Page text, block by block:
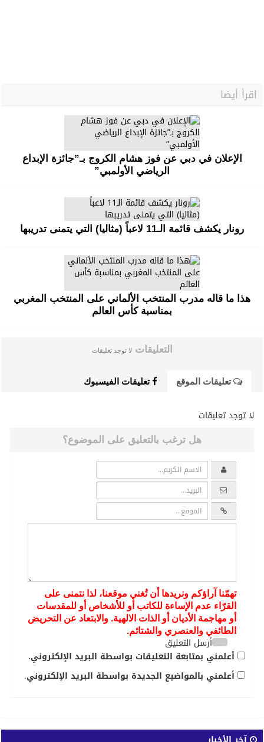
اقرأ أيضا
الإعلان في دبي عن فوز هشام الكروج بـ”جائزة الإبداع
الرياضي الأولمبي”
رونار يكشف قائمة الـ11 لاعباً (مثاليا) التي يتمنى تدريبها
هذا ما قاله مدرب المنتخب الألماني على المنتخب المغربي
بمناسبة كأس العالم
التعليقات لا توجد تعليقات
تعليقات الموقع تعليقات الفيسبوك
لا توجد تعليقات
هل ترغب بالتعليق على الموضوع؟
تهمّنا آراؤكم ونريدها أن تُغني موقعنا، لذا نتمنى على
القرّاء عدم الإساءة للكاتب أو للأشخاص أو للمقدسات
أو مهاجمة الأديان أو الذات الالهية. والابتعاد عن التحريض
الطائفي والعنصري والشتائم.
أرسل التعليق
أعلمني بمتابعة التعليقات بواسطة البريد الإلكتروني.
أعلمني بالمواضيع الجديدة بواسطة البريد الإلكتروني.